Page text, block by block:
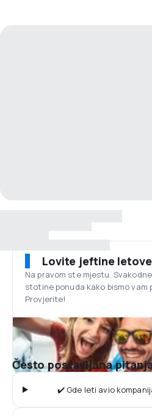
Lovite jeftine
Na pravom ste mjestu.
stotine ponuda kako bismo vam
Provjerite!
Često postavljana
✔️ Gde leti avio